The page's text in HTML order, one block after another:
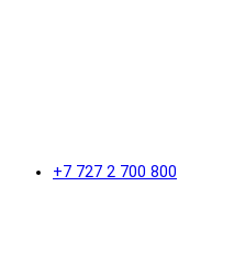
+7 727 2 700 800